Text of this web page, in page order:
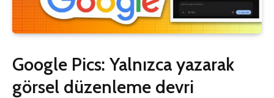
Google Pics: Yalnızca yazarak
görsel düzenleme devri